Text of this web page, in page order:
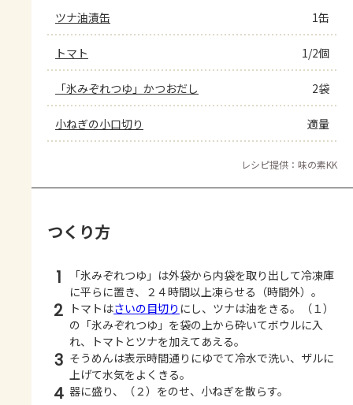
ツナ油漬缶 1缶
トマト 1/2個
「氷みぞれつゆ」かつおだし 2袋
小ねぎの小口切り 適量
レシピ提供：味の素KK
つくり方
1
「氷みぞれつゆ」は外袋から内袋を取り出して冷凍庫
に平らに置き、２４時間以上凍らせる（時間外）。
2 トマトはさいの目切り にし、ツナは油をきる。（１）
の「氷みぞれつゆ」を袋の上から砕いてボウルに入
れ、トマトとツナを加えてあえる。
3 そうめんは表示時間通りにゆでて冷水で洗い、ザルに
上げて水気をよくきる。
4 器に盛り、（２）をのせ、小ねぎを散らす。